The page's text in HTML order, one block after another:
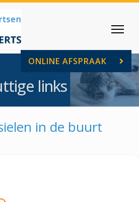
ONLINE AFSPRAAK
links
in de buurt